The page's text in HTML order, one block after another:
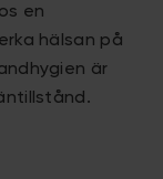
en
hälsan på
är